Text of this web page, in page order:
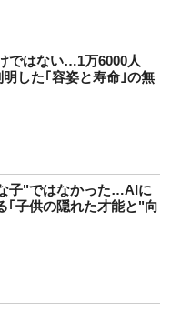
ではない…1万6000人
した｢容姿と寿命｣の無
子"ではなかった…AIに
｢子供の隠れた才能と"向